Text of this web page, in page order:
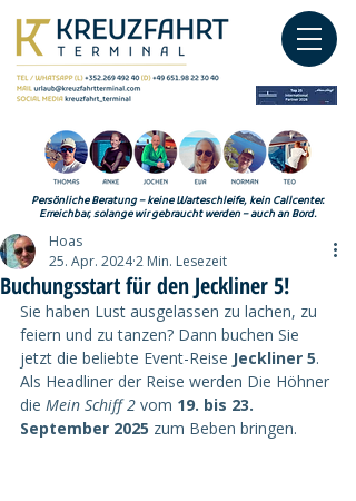
Persönliche Beratung – keine Warteschleife, kein Callcenter.
Erreichbar, solange wir gebraucht werden – auch an Bord.
Buchungsstart für den Jeckliner 5!
Hoas
25. Apr. 20242 Min. Lesezeit
Sie haben Lust ausgelassen zu lachen, zu
feiern und zu tanzen? Dann buchen Sie
jetzt die beliebte Event-Reise Jeckliner 5.
Als Headliner der Reise werden Die Höhner
die Mein Schiff 2 vom 19. bis 23.
September 2025 zum Beben bringen.